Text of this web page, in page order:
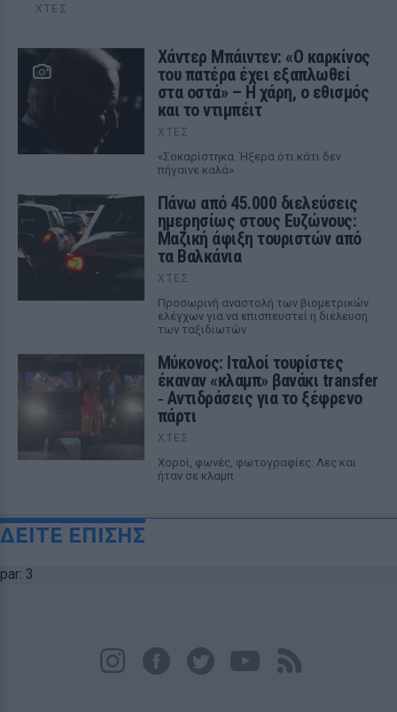
ΧΤΕΣ
Χάντερ Μπάιντεν: «Ο καρκίνος
του πατέρα έχει εξαπλωθεί
στα οστά» – Η χάρη, ο εθισμός
και το ντιμπέιτ
ΧΤΕΣ
«Σοκαρίστηκα. Ήξερα ότι κάτι δεν
πήγαινε καλά»
Πάνω από 45.000 διελεύσεις
ημερησίως στους Ευζώνους:
Μαζική άφιξη τουριστών από
τα Βαλκάνια
ΧΤΕΣ
Προσωρινή αναστολή των βιομετρικών
ελέγχων για να επισπευστεί η διέλευση
των ταξιδιωτών
Μύκονος: Ιταλοί τουρίστες
έκαναν «κλαμπ» βανάκι transfer
‑ Αντιδράσεις για το ξέφρενο
πάρτι
ΧΤΕΣ
Χοροί, φωνές, φωτογραφίες: Λες και
ήταν σε κλαμπ
ΔΕΙΤΕ ΕΠΙΣΗΣ
par: 3